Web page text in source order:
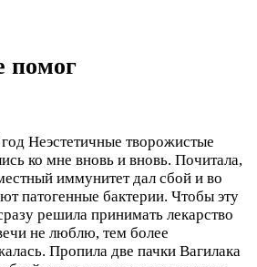
помог
Неэстетичные творожистые
ко мне вновь и вновь. Почитала,
иммунитет дал сбой и во
патогенные бактерии. Чтобы эту
решила принимать лекарство
не люблю, тем более
Пропила две пачки Вагилака